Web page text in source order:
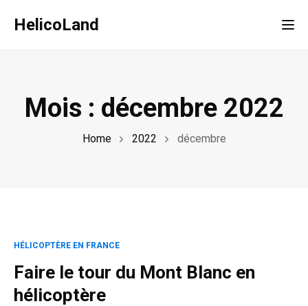
HelicoLand
Mois : décembre 2022
Home 2022 décembre
HÉLICOPTÈRE EN FRANCE
Faire le tour du Mont Blanc en
hélicoptère